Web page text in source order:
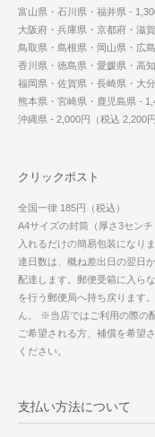
富山県・石川県・福井県 -
大阪府・兵庫県・京都府・滋
鳥取県・島根県・岡山県・広
香川県・徳島県・愛媛県・高
福岡県・佐賀県・長崎県・大
熊本県・宮崎県・鹿児島県 -
沖縄県 - 2,000円（税込 2,200
クリックポスト
全国一律 185円（税込）
A4サイズの封筒（厚さ3セン
入れるだけの簡易包装になり
達日数は、概ね差出日の翌日
配達します。郵便受箱に入ら
を行う郵便局へ持ち戻ります
ん。 ※当店ではご利用の際の
ご希望される方、補償を希望
ください。
支払い方法について